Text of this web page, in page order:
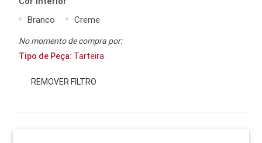
Branco
Creme
No momento de compra por:
Tipo de Peça: Tarteira
REMOVER FILTRO